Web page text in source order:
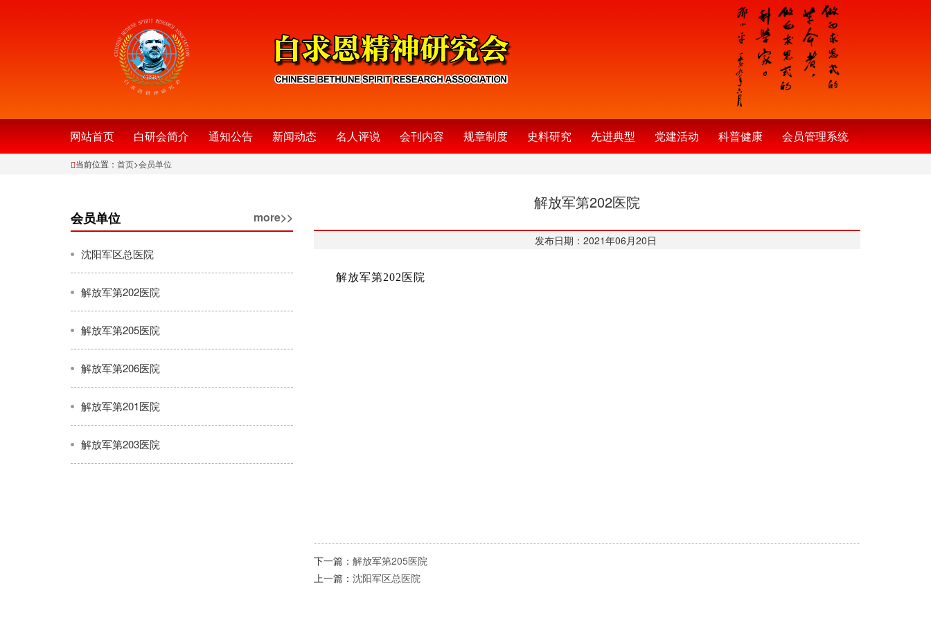
网站首页 白研会简介 通知公告 新闻动态 名人评说 会刊内容 规章制度 史料研究 先进典型 党建活动 科普健康 会员管理系统
当前位置： 首页>会员单位
会员单位 more>>
沈阳军区总医院
解放军第202医院
解放军第205医院
解放军第206医院
解放军第201医院
解放军第203医院
解放军第202医院
发布日期：2021年06月20日
解放军第202医院
下一篇： 解放军第205医院
上一篇： 沈阳军区总医院